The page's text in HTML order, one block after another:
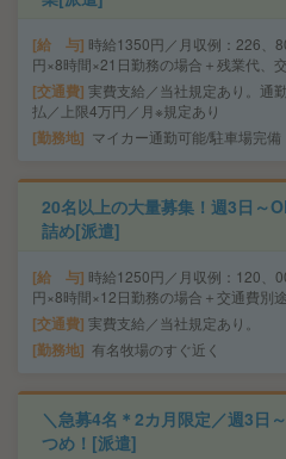
給 与 時給1350円／月収例：226、
円×8時間×21日勤務の場合＋残業代、
交通費 実費支給／当社規定あり。通
払／上限4万円／月※規定あり
勤務地 マイカー通勤可能/駐車場完備
20名以上の大量募集！週3日～
詰め[派遣]
給 与 時給1250円／月収例：120、
円×8時間×12日勤務の場合＋交通費別
交通費 実費支給／当社規定あり。
勤務地 有名牧場のすぐ近く
＼急募4名＊2カ月限定／週3日
つめ！[派遣]